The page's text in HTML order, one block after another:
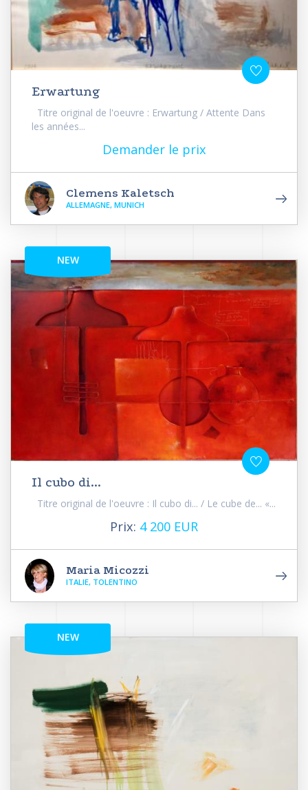
Erwartung
Titre original de l'oeuvre : Erwartung / Attente Dans
les années...
Demander le prix
Clemens Kaletsch
ALLEMAGNE, MUNICH
NEW
Il cubo di...
Titre original de l'oeuvre : Il cubo di... / Le cube de... «...
Prix: 4 200 EUR
Maria Micozzi
ITALIE, TOLENTINO
NEW